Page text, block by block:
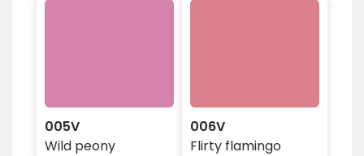
005V
Wild peony
006V
Flirty flamingo